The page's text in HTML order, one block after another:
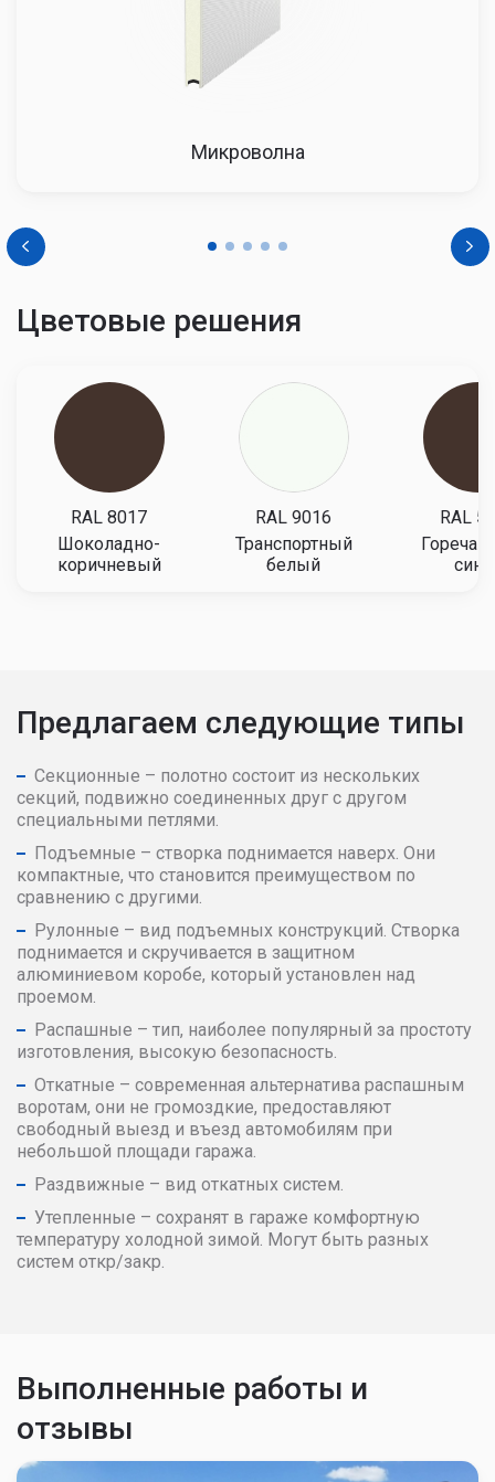
Микроволна
Цветовые решения
RAL 8017
Шоколадно-
коричневый
RAL 9016
Транспортный
белый
RAL
Предлагаем следующие типы
Секционные – полотно состоит из нескольких
секций, подвижно соединенных друг с другом
специальными петлями.
Подъемные – створка поднимается наверх. Они
компактные, что становится преимуществом по
сравнению с другими.
Рулонные – вид подъемных конструкций. Створка
поднимается и скручивается в защитном
алюминиевом коробе, который установлен над
проемом.
Распашные – тип, наиболее популярный за простоту
изготовления, высокую безопасность.
Откатные – современная альтернатива распашным
воротам, они не громоздкие, предоставляют
свободный выезд и въезд автомобилям при
небольшой площади гаража.
Раздвижные – вид откатных систем.
Утепленные – сохранят в гараже комфортную
температуру холодной зимой. Могут быть разных
систем откр/закр.
Выполненные работы и
отзывы